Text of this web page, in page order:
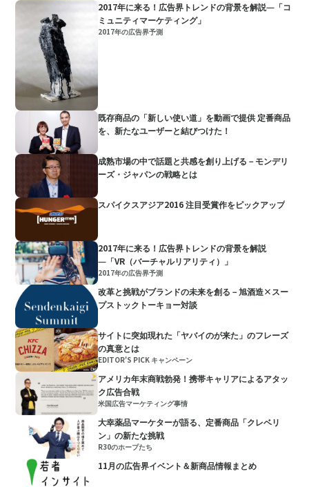
2017年に来る！広告界トレンドの背景を解説―「コ
ミュニティマーケティング」
2017年の広告界予測
既存商品の「新しい使い道」を動画で提供 定番商品
を、新たなユーザーと結びつけた！
成熟市場の中で話題と共感を創り上げる－モンデリ
ーズ・ジャパンの戦略とは
スパイクスアジア2016 注目受賞作をピックアップ
2017年に来る！広告界トレンドの背景を解説
―「VR（バーチャルリアリティ）」
2017年の広告界予測
改革と挑戦がブランドの未来を創る－旭酒造×スー
プストックトーキョー対談
サイトに突如現れた「ヤバイのが来た」のフレーズ
の真意とは
EDITOR'S PICK キャンペーン
アメリカ年末商戦勃発！携帯キャリアによるアタッ
ク広告合戦
米国広告マーケティング事情
大幸薬品マーケターが語る、定番商品「クレベリ
ン」の新たな挑戦
R30のホープたち
11月の広告界イベント＆新商品情報まとめ